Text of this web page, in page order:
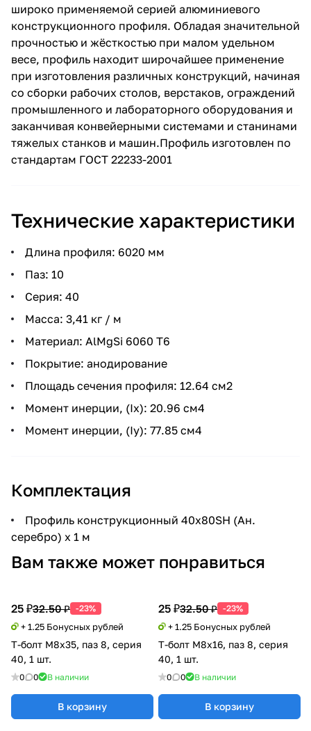
широко применяемой серией алюминиевого
конструкционного профиля. Обладая значительной
прочностью и жёсткостью при малом удельном
весе, профиль находит широчайшее применение
при изготовления различных конструкций, начиная
со сборки рабочих столов, верстаков, ограждений
промышленного и лабораторного оборудования и
заканчивая конвейерными системами и станинами
тяжелых станков и машин.Профиль изготовлен по
стандартам ГОСТ 22233-2001
Технические характеристики
Длина профиля: 6020 мм
Паз: 10
Серия: 40
Масса: 3,41 кг / м
Материал: AlMgSi 6060 Т6
Покрытие: анодирование
Площадь сечения профиля: 12.64 см2
Момент инерции, (Ix): 20.96 см4
Момент инерции, (Iy): 77.85 см4
Комплектация
Профиль конструкционный 40х80SH (Ан.
серебро) х 1 м
Вам также может понравиться
25 ₽32.50 ₽ -23%
+ 1.25 Бонусных рублей
Т-болт М8х35, паз 8, серия
40, 1 шт.
0 0 В наличии
В корзину
25 ₽32.50 ₽ -23%
+ 1.25 Бонусных рублей
Т-болт М8х16, паз 8, серия
40, 1 шт.
0 0 В наличии
В корзину